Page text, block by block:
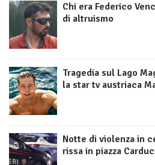
Chi era Federico
di altruismo
Tragedia sul Lago
la star tv austriaca
Notte di violenza in
rissa in piazza